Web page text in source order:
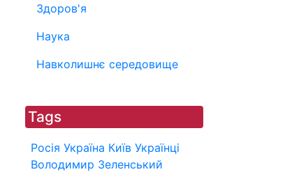
Здоров'я
Наука
Навколишнє середовище
Tags
Росія Україна Київ Українці
Володимир Зеленський